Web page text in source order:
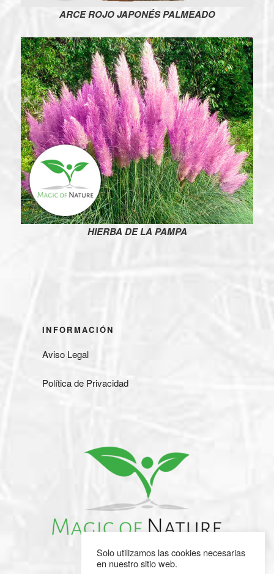
ARCE ROJO JAPONÉS PALMEADO
HIERBA DE LA PAMPA
INFORMACIÓN
Aviso Legal
Política de Privacidad
Solo utilizamos las cookies necesarias
en nuestro sitio web.